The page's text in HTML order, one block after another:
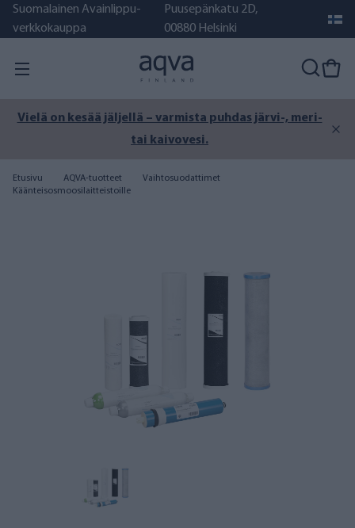
Suomalainen Avainlippu-
verkkokauppa
Puusepänkatu 2D,
00880 Helsinki
Vielä on kesää jäljellä – varmista puhdas järvi-, meri-
tai kaivovesi.
Etusivu AQVA-tuotteet
Vaihtosuodattimet
Käänteisosmoosilaitteistoille